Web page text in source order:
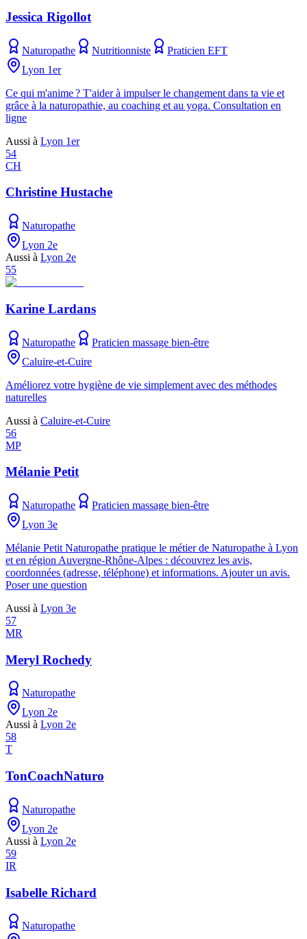
Jessica Rigollot
Naturopathe Nutritionniste
Praticien EFT
Lyon 1er
Ce qui m'anime ? T'aider à impulser le changement dans ta vie et
grâce à la naturopathie, au coaching et au yoga. Consultation en
ligne
Aussi à Lyon 1er
54
CH
Christine Hustache
Naturopathe
Lyon 2e
Aussi à Lyon 2e
55
Karine Lardans
Naturopathe
Praticien massage bien-être
Caluire-et-Cuire
Améliorez votre hygiène de vie simplement avec des méthodes
naturelles
Aussi à Caluire-et-Cuire
56
MP
Mélanie Petit
Naturopathe
Praticien massage bien-être
Lyon 3e
Mélanie Petit Naturopathe pratique le métier de Naturopathe à Lyon
et en région Auvergne-Rhône-Alpes : découvrez les avis,
coordonnées (adresse, téléphone) et informations. Ajouter un avis.
Poser une question
Aussi à Lyon 3e
57
MR
Meryl Rochedy
Naturopathe
Lyon 2e
Aussi à Lyon 2e
58
T
TonCoachNaturo
Naturopathe
Lyon 2e
Aussi à Lyon 2e
59
IR
Isabelle Richard
Naturopathe